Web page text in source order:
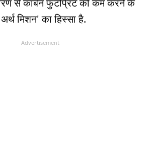
मिशन' का हिस्सा है.
Advertisement